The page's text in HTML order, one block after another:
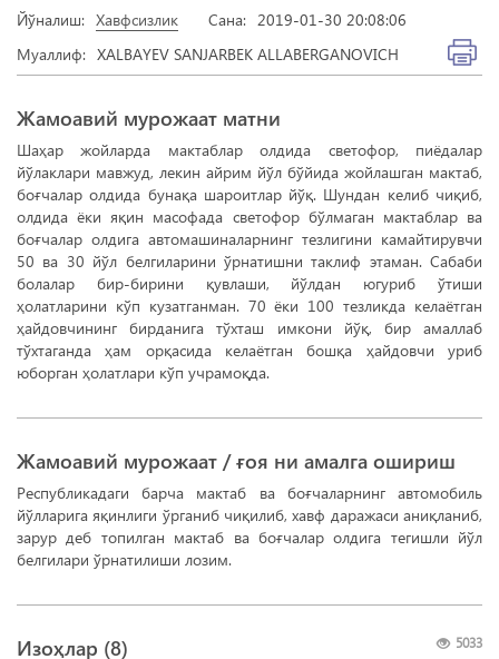
Йўналиш: Хавфсизлик Сана: 2019-01-30 20:08:06
Муаллиф: XALBAYEV SANJARBEK ALLABERGANOVICH
Жамоавий мурожаат матни
Шаҳар жойларда мактаблар олдида светофор, пиёдалар
йўлаклари мавжуд, лекин айрим йўл бўйида жойлашган мактаб,
боғчалар олдида бунақа шароитлар йўқ. Шундан келиб чиқиб,
олдида ёки яқин масофада светофор бўлмаган мактаблар ва
боғчалар олдига автомашиналарнинг тезлигини камайтирувчи
50 ва 30 йўл белгиларини ўрнатишни таклиф этаман. Сабаби
болалар бир-бирини қувлаши, йўлдан югуриб ўтиши
ҳолатларини кўп кузатганман. 70 ёки 100 тезликда келаётган
ҳайдовчининг бирданига тўхташ имкони йўқ, бир амаллаб
тўхтаганда ҳам орқасида келаётган бошқа ҳайдовчи уриб
юборган ҳолатлари кўп учрамоқда.
Жамоавий мурожаат / ғоя ни амалга ошириш
Республикадаги барча мактаб ва боғчаларнинг автомобиль
йўлларига яқинлиги ўрганиб чиқилиб, хавф даражаси аниқланиб,
зарур деб топилган мактаб ва боғчалар олдига тегишли йўл
белгилари ўрнатилиши лозим.
5033
Изоҳлар (8)